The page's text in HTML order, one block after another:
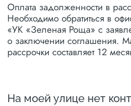
Оплата задолженности в
Необходимо обратиться в
«УК «Зеленая Роща» с
о заключении соглашения.
рассрочки составляет 12
На моей улице нет